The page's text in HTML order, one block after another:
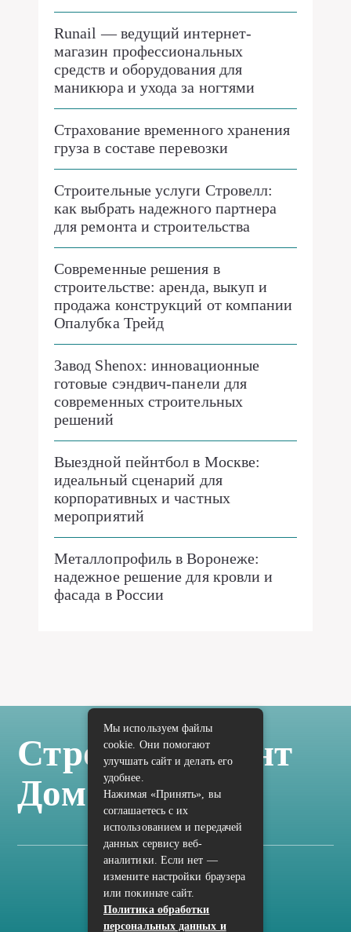
Runail — ведущий интернет-
магазин профессиональных
средств и оборудования для
маникюра и ухода за ногтями
Страхование временного хранения
груза в составе перевозки
Строительные услуги Стровелл:
как выбрать надежного партнера
для ремонта и строительства
Современные решения в
строительстве: аренда, выкуп и
продажа конструкций от компании
Опалубка Трейд
Завод Shenox: инновационные
готовые сэндвич-панели для
современных строительных
решений
Выездной пейнтбол в Москве:
идеальный сценарий для
корпоративных и частных
мероприятий
Металлопрофиль в Воронеже:
надежное решение для кровли и
фасада в России
Стройка Ремонт
Дом Отделка
Карта сайта
Политика конфиденциальности
Мы используем файлы
cookie. Они помогают
улучшать сайт и делать его
удобнее.
Нажимая «Принять», вы
соглашаетесь с их
использованием и передачей
данных сервису веб-
аналитики. Если нет —
измените настройки браузера
или покиньте сайт.
Политика обработки
персональных данных и